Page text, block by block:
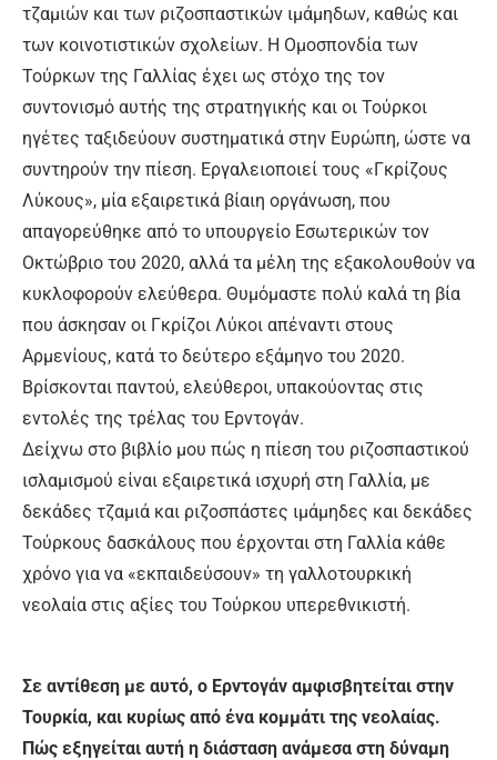
τζαμιών και των ριζοσπαστικών ιμάμηδων, καθώς και
των κοινοτιστικών σχολείων. Η Ομοσπονδία των
Τούρκων της Γαλλίας έχει ως στόχο της τον
συντονισμό αυτής της στρατηγικής και οι Τούρκοι
ηγέτες ταξιδεύουν συστηματικά στην Ευρώπη, ώστε να
συντηρούν την πίεση. Εργαλειοποιεί τους «Γκρίζους
Λύκους», μία εξαιρετικά βίαιη οργάνωση, που
απαγορεύθηκε από το υπουργείο Εσωτερικών τον
Οκτώβριο του 2020, αλλά τα μέλη της εξακολουθούν να
κυκλοφορούν ελεύθερα. Θυμόμαστε πολύ καλά τη βία
που άσκησαν οι Γκρίζοι Λύκοι απέναντι στους
Αρμενίους, κατά το δεύτερο εξάμηνο του 2020.
Βρίσκονται παντού, ελεύθεροι, υπακούοντας στις
εντολές της τρέλας του Ερντογάν.
Δείχνω στο βιβλίο μου πώς η πίεση του ριζοσπαστικού
ισλαμισμού είναι εξαιρετικά ισχυρή στη Γαλλία, με
δεκάδες τζαμιά και ριζοσπάστες ιμάμηδες και δεκάδες
Τούρκους δασκάλους που έρχονται στη Γαλλία κάθε
χρόνο για να «εκπαιδεύσουν» τη γαλλοτουρκική
νεολαία στις αξίες του Τούρκου υπερεθνικιστή.
Σε αντίθεση με αυτό, ο Ερντογάν αμφισβητείται στην
Τουρκία, και κυρίως από ένα κομμάτι της νεολαίας.
Πώς εξηγείται αυτή η διάσταση ανάμεσα στη δύναμη